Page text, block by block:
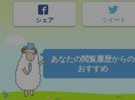
シェア ツイート
あなたの閲覧履歴からの
おすすめ